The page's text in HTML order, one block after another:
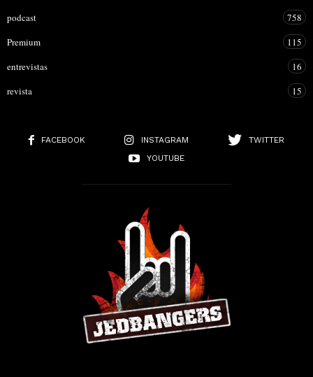
podcast
758
Premium
115
entrevistas
16
revista
15
FACEBOOK INSTAGRAM
TWITTER
YOUTUBE